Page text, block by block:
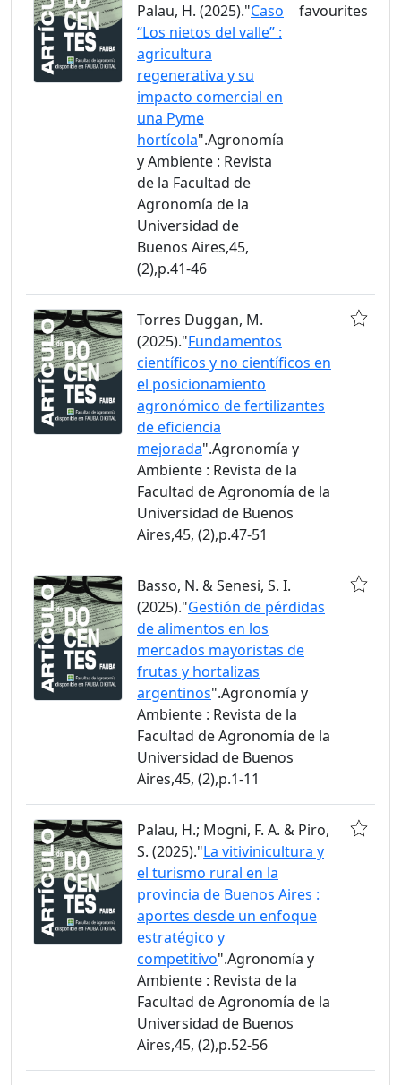
Palau, H. (2025)."Caso
“Los nietos del valle” :
agricultura
regenerativa y su
impacto comercial en
una Pyme
hortícola".Agronomía
y Ambiente : Revista
de la Facultad de
Agronomía de la
Universidad de
Buenos Aires,45,
(2),p.41-46
Torres Duggan, M.
(2025)."Fundamentos
científicos y no científicos en
el posicionamiento
agronómico de fertilizantes
de eficiencia
mejorada".Agronomía y
Ambiente : Revista de la
Facultad de Agronomía de la
Universidad de Buenos
Aires,45, (2),p.47-51
Basso, N. & Senesi, S. I.
(2025)."Gestión de pérdidas
de alimentos en los
mercados mayoristas de
frutas y hortalizas
argentinos".Agronomía y
Ambiente : Revista de la
Facultad de Agronomía de la
Universidad de Buenos
Aires,45, (2),p.1-11
Palau, H.; Mogni, F. A. & Piro,
S. (2025)."La vitivinicultura y
el turismo rural en la
provincia de Buenos Aires :
aportes desde un enfoque
estratégico y
competitivo".Agronomía y
Ambiente : Revista de la
Facultad de Agronomía de la
Universidad de Buenos
Aires,45, (2),p.52-56